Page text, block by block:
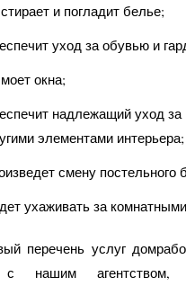
и погладит белье;
уход за обувью и
окна;
надлежащий уход
элементами интерьера;
смену постельного
ухаживать за
перечень услуг
с нашим агентством,